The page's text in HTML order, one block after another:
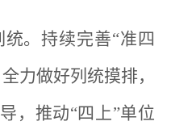
。持续完善“准四
力做好列统摸排，
，推动“四上”单位